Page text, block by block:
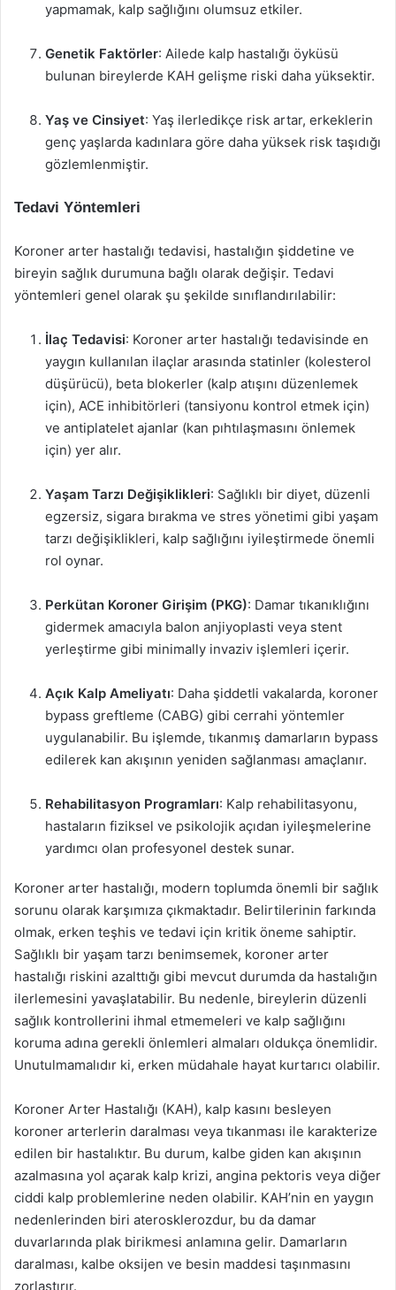
yapmamak, kalp sağlığını olumsuz etkiler.
Genetik Faktörler: Ailede kalp hastalığı öyküsü
bulunan bireylerde KAH gelişme riski daha yüksektir.
Yaş ve Cinsiyet: Yaş ilerledikçe risk artar, erkeklerin
genç yaşlarda kadınlara göre daha yüksek risk taşıdığı
gözlemlenmiştir.
Tedavi Yöntemleri
Koroner arter hastalığı tedavisi, hastalığın şiddetine ve
bireyin sağlık durumuna bağlı olarak değişir. Tedavi
yöntemleri genel olarak şu şekilde sınıflandırılabilir:
İlaç Tedavisi: Koroner arter hastalığı tedavisinde en
yaygın kullanılan ilaçlar arasında statinler (kolesterol
düşürücü), beta blokerler (kalp atışını düzenlemek
için), ACE inhibitörleri (tansiyonu kontrol etmek için)
ve antiplatelet ajanlar (kan pıhtılaşmasını önlemek
için) yer alır.
Yaşam Tarzı Değişiklikleri: Sağlıklı bir diyet, düzenli
egzersiz, sigara bırakma ve stres yönetimi gibi yaşam
tarzı değişiklikleri, kalp sağlığını iyileştirmede önemli
rol oynar.
Perkütan Koroner Girişim (PKG): Damar tıkanıklığını
gidermek amacıyla balon anjiyoplasti veya stent
yerleştirme gibi minimally invaziv işlemleri içerir.
Açık Kalp Ameliyatı: Daha şiddetli vakalarda, koroner
bypass greftleme (CABG) gibi cerrahi yöntemler
uygulanabilir. Bu işlemde, tıkanmış damarların bypass
edilerek kan akışının yeniden sağlanması amaçlanır.
Rehabilitasyon Programları: Kalp rehabilitasyonu,
hastaların fiziksel ve psikolojik açıdan iyileşmelerine
yardımcı olan profesyonel destek sunar.
Koroner arter hastalığı, modern toplumda önemli bir sağlık
sorunu olarak karşımıza çıkmaktadır. Belirtilerinin farkında
olmak, erken teşhis ve tedavi için kritik öneme sahiptir.
Sağlıklı bir yaşam tarzı benimsemek, koroner arter
hastalığı riskini azalttığı gibi mevcut durumda da hastalığın
ilerlemesini yavaşlatabilir. Bu nedenle, bireylerin düzenli
sağlık kontrollerini ihmal etmemeleri ve kalp sağlığını
koruma adına gerekli önlemleri almaları oldukça önemlidir.
Unutulmamalıdır ki, erken müdahale hayat kurtarıcı olabilir.
Koroner Arter Hastalığı (KAH), kalp kasını besleyen
koroner arterlerin daralması veya tıkanması ile karakterize
edilen bir hastalıktır. Bu durum, kalbe giden kan akışının
azalmasına yol açarak kalp krizi, angina pektoris veya diğer
ciddi kalp problemlerine neden olabilir. KAH’nin en yaygın
nedenlerinden biri aterosklerozdur, bu da damar
duvarlarında plak birikmesi anlamına gelir. Damarların
daralması, kalbe oksijen ve besin maddesi taşınmasını
zorlaştırır.